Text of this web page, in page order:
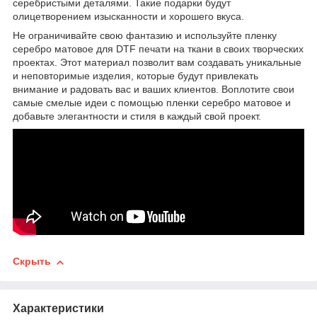
серебристыми деталями. Такие подарки будут
олицетворением изысканности и хорошего вкуса.
Не ограничивайте свою фантазию и используйте пленку
серебро матовое для DTF печати на ткани в своих творческих
проектах. Этот материал позволит вам создавать уникальные
и неповторимые изделия, которые будут привлекать
внимание и радовать вас и ваших клиентов. Воплотите свои
самые смелые идеи с помощью пленки серебро матовое и
добавьте элегантности и стиля в каждый свой проект.
Скрыть
Характеристики